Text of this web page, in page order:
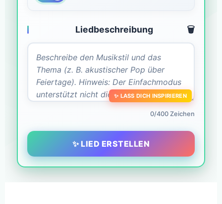
Liedbeschreibung 🗑️
✨ LASS DICH INSPIRIEREN
0/400 Zeichen
✨ LIED ERSTELLEN